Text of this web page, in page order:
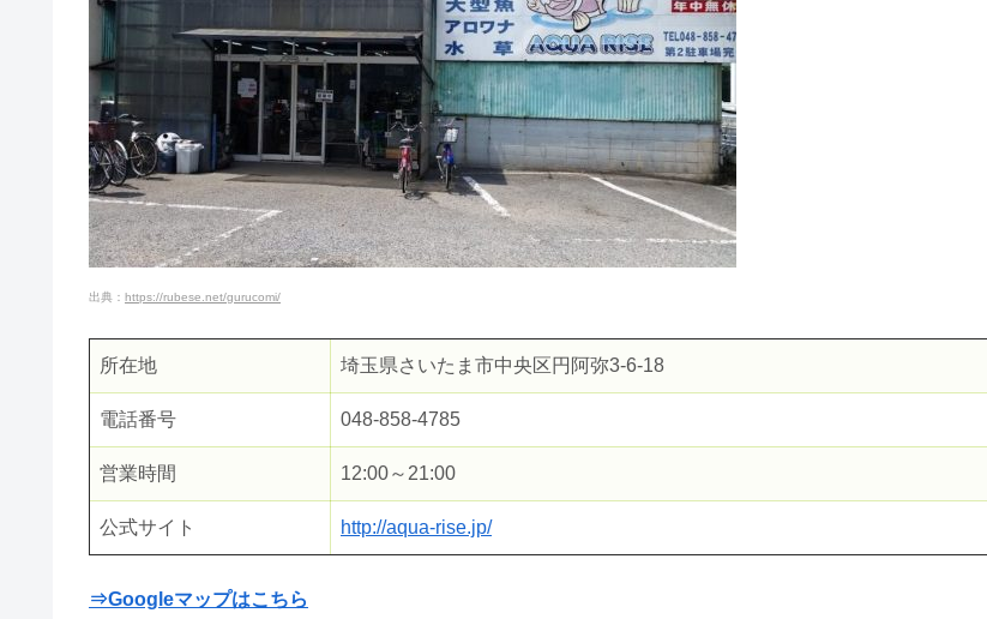
金魚のエアレーションの強さ！ストレスにならない強度とは？
メダカの卵が白い原因は？卵の色でわかる症状＆対策方法
出典： https://rubese.net/gurucomi/
所在地 埼玉県さいたま市中央区円阿弥3-6-18
電話番号 048-858-4785
営業時間 12:00～21:00
公式サイト http://aqua-rise.jp/
⇒Googleマップはこちら